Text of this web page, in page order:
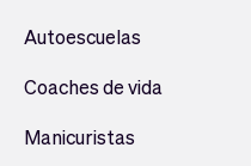
Autoescuelas
Coaches de vida
Manicuristas